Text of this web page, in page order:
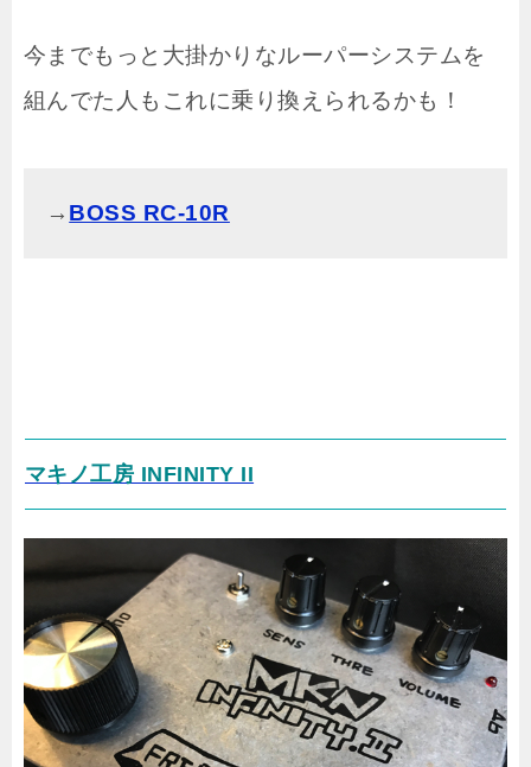
今までもっと大掛かりなルーパーシステムを
組んでた人もこれに乗り換えられるかも！
→ BOSS RC-10R
マキノ工房 INFINITY II